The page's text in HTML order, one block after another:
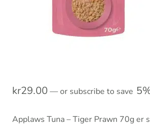
kr29.00 —or subscribe to save
Applaws Tuna – Tiger Prawn 70g er